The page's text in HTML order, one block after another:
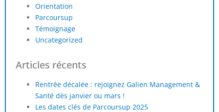
Orientation
Parcoursup
Témoignage
Uncategorized
Articles récents
Rentrée décalée : rejoignez Galien Management &
Santé dès janvier ou mars !
Les dates clés de Parcoursup 2025